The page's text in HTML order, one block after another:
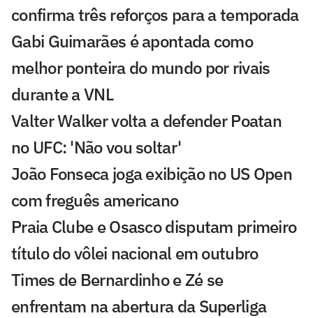
confirma três reforços para a temporada
Gabi Guimarães é apontada como
melhor ponteira do mundo por rivais
durante a VNL
Valter Walker volta a defender Poatan
no UFC: 'Não vou soltar'
João Fonseca joga exibição no US Open
com freguês americano
Praia Clube e Osasco disputam primeiro
título do vôlei nacional em outubro
Times de Bernardinho e Zé se
enfrentam na abertura da Superliga